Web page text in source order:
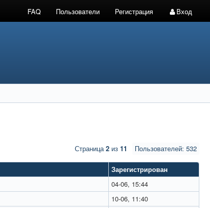
FAQ Пользователи Регистрация Вход
Пользователей: 532
Страница2 из 11
Зарегистрирован
04-06, 15:44
10-06, 11:40